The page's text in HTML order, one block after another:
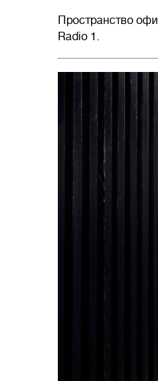
Пространство
Radio 1.